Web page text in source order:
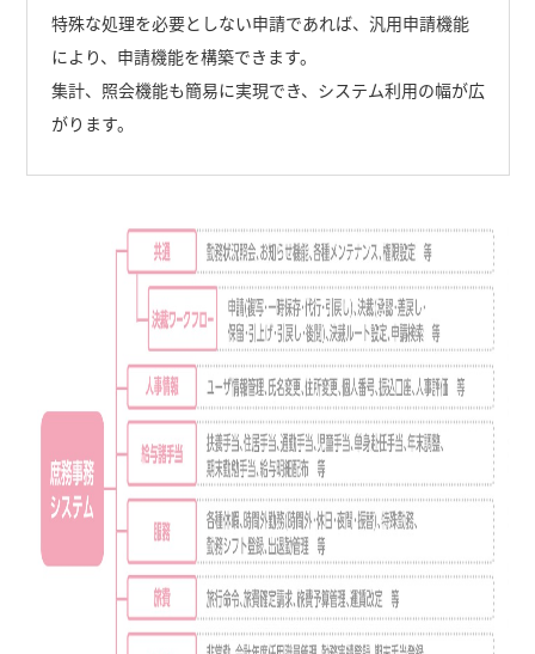
特殊な処理を必要としない申請であれば、汎用申請機能
により、申請機能を構築できます。
集計、照会機能も簡易に実現でき、システム利用の幅が広
がります。